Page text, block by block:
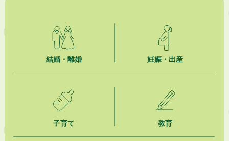
ジュビロ磐田（情報提供・お知らせ）
2026年8月5日
【日本DX大賞2026】ポスターセッション最優秀賞を受賞しました！
結婚・離婚 妊娠・出産
子育て 教育